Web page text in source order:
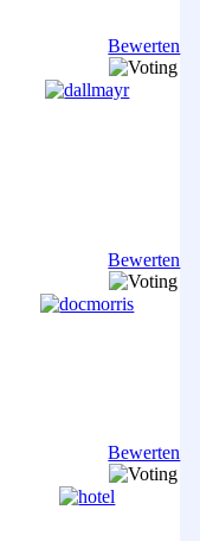
Bewerten
Bewerten
Bewerten